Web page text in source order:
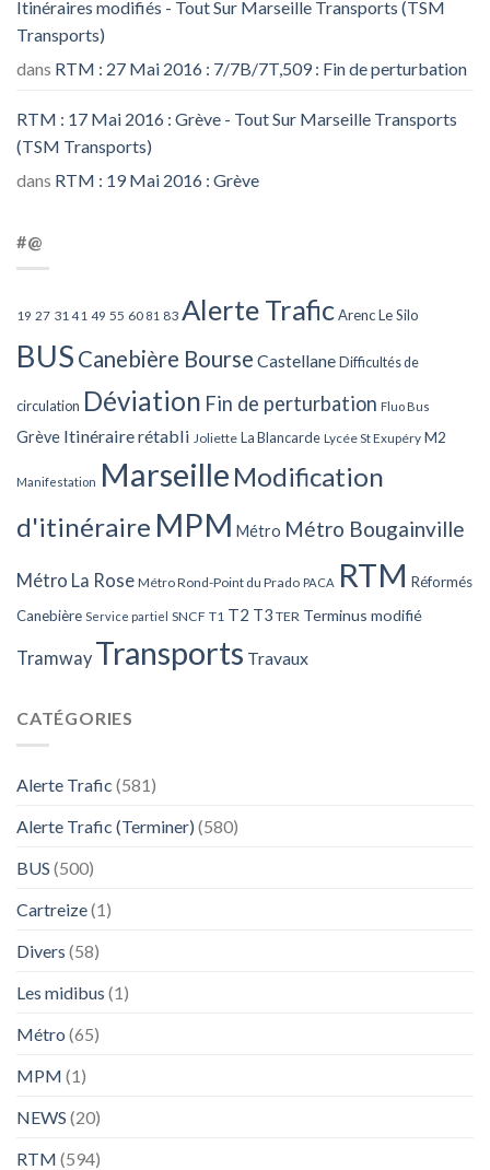
Itinéraires modifiés - Tout Sur Marseille Transports (TSM
Transports)
dans RTM : 27 Mai 2016 : 7/7B/7T,509 : Fin de perturbation
RTM : 17 Mai 2016 : Grève - Tout Sur Marseille Transports
(TSM Transports)
dans RTM : 19 Mai 2016 : Grève
#@
19 27 31 41 49 55 60 81 83 Alerte TraficArenc Le Silo
BUS Canebière Bourse Castellane Difficultés de
circulation Déviation Fin de perturbation Fluo Bus
Grève Itinéraire rétabli Joliette La Blancarde Lycée St Exupéry M2
Manifestation Marseille Modification
d'itinéraire MPM Métro Métro Bougainville
Métro La Rose Métro Rond-Point du Prado PACA RTM Réformés
Canebière Service partiel SNCF T1 T2 T3 TER Terminus modifié
Tramway Transports Travaux
CATÉGORIES
Alerte Trafic (581)
Alerte Trafic (Terminer) (580)
BUS (500)
Cartreize(1)
Divers (58)
Les midibus (1)
Métro (65)
MPM (1)
NEWS (20)
RTM (594)